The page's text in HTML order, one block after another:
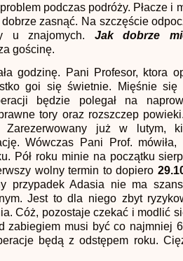
podczas podróży. Płacze i
dobrze zasnąć. Na szczęście
u znajomych. Jak dobrze
gościnę.
godzinę. Pani Profesor, ktora
goi się świetnie. Mięśnie się
będzie polegał na
tory oraz rozszczep
Zarezerwowany już w lutym,
Wówczas Pani Prof.
Pół roku minie na początku
wolny termin to dopiero
przypadek Adasia nie ma
Jest to dla niego zbyt
Cóż, pozostaje czekać i modlić
zabiegiem musi być co najmniej
będą z odstępem roku.